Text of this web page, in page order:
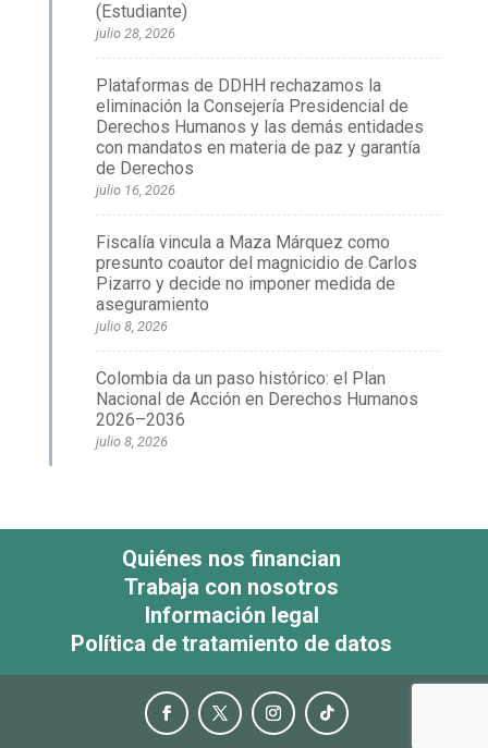
(Estudiante)
julio 28, 2026
Plataformas de DDHH rechazamos la
eliminación la Consejería Presidencial de
Derechos Humanos y las demás entidades
con mandatos en materia de paz y garantía
de Derechos
julio 16, 2026
Fiscalía vincula a Maza Márquez como
presunto coautor del magnicidio de Carlos
Pizarro y decide no imponer medida de
aseguramiento
julio 8, 2026
Colombia da un paso histórico: el Plan
Nacional de Acción en Derechos Humanos
2026–2036
julio 8, 2026
Quiénes nos financian
Trabaja con nosotros
Información legal
Política de tratamiento de datos